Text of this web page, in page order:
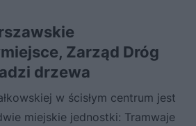
Zarząd Dróg
drzewa
w ścisłym centrum jest
miejskie jednostki: Tramwaje